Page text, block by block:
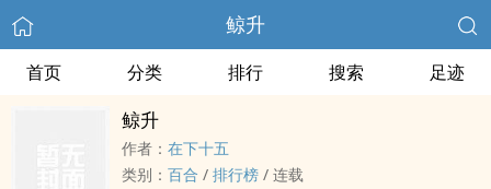
鲸升
首页 分类 排行 搜索 足迹
鲸升
作者： 在下十五
类别： 百合 / 排行榜 / 连载